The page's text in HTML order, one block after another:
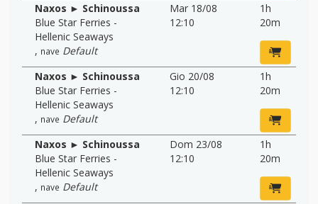
Naxos ► Schinoussa
Blue Star Ferries -
Hellenic Seaways
, nave Default
Mar 18/08
12:10
1h
20m
Naxos ► Schinoussa
Blue Star Ferries -
Hellenic Seaways
, nave Default
Gio 20/08
12:10
1h
20m
Naxos ► Schinoussa
Blue Star Ferries -
Hellenic Seaways
, nave Default
Dom 23/08
12:10
1h
20m